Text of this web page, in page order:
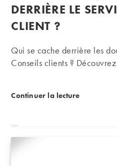
publication :
DERRIÈRE LE
CLIENT ?
Qui se cache derrière les
Conseils clients ?
Continuer la lectureNos visages